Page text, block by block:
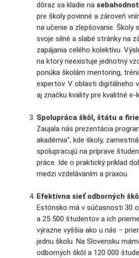
dôraz sa kladie na
pre školy povinné a zároveň
na učenie a zlepšovanie. Školy
svoje silné a slabé stránky na
zapájania celého kolektívu.
na ktorý neexistuje jednotný
ponúka školám mentoring,
expertov. V oblasti digitálneho
aj značku kvality pre kvalitné e-
Spolupráca škôl, štátu a
Zaujala nás prezentácia
akadémia“, kde školy,
spolupracujú na príprave
práce. Ide o praktický príklad
medzi vzdelávaním a praxou.
Efektívna sieť odborných
Estónsko má v súčasnosti 30
a 25 500 študentov a ich
výrazne vyššia ako u nás –
jednu školu. Na Slovensku
odborných škôl a 120 000